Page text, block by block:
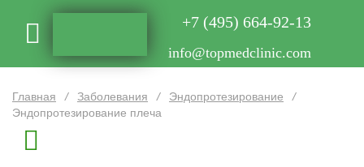
+7 (495) 664-92-13
info@topmedclinic.com
Главная / Заболевания / Эндопротезирование
/
Эндопротезирование плеча